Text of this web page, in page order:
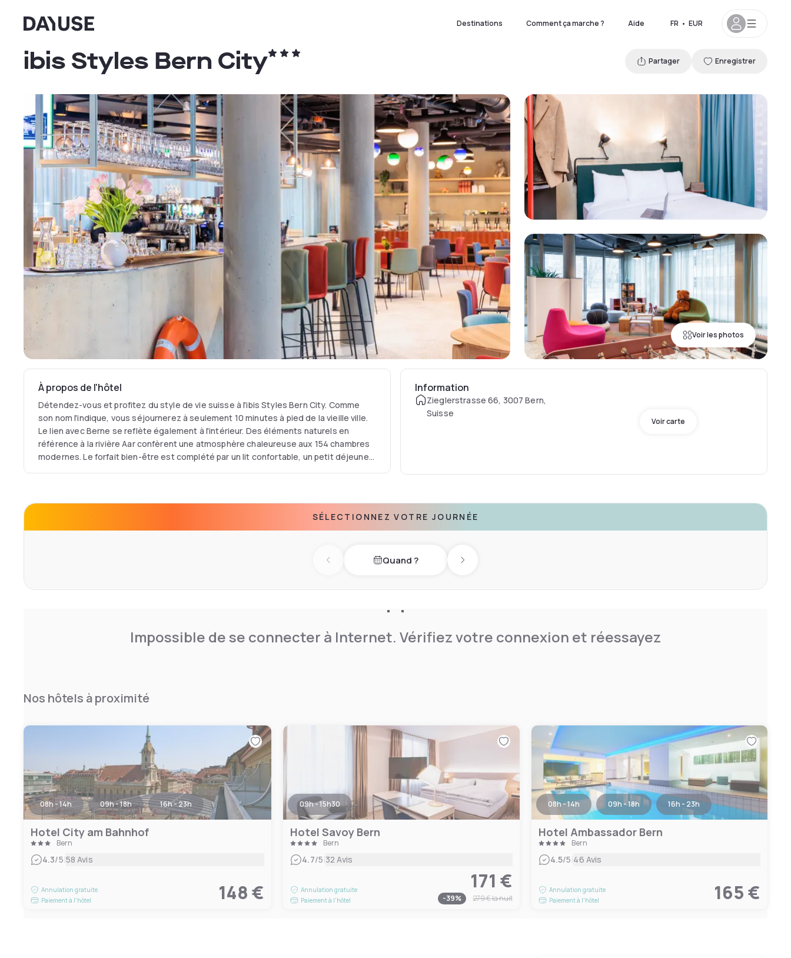
Dayuse Destinations Comment ça marche ? Aide FR • EUR
Voir les photos
ibis Styles Bern City Partager Enregistrer
À propos de l'hôtel
Détendez-vous et profitez du style de vie suisse à l'ibis Styles Bern City. Comme
son nom l'indique, vous séjournerez à seulement 10 minutes à pied de la vieille ville.
Le lien avec Berne se reflète également à l'intérieur. Des éléments naturels en
référence à la rivière Aar confèrent une atmosphère chaleureuse aux 154 chambres
modernes. Le forfait bien-être est complété par un lit confortable, un petit déjeuner
Information
Zieglerstrasse 66, 3007 Bern,
Suisse
Voir carte
SÉLECTIONNEZ VOTRE JOURNÉE
Previous dayQuand ? Next day
Impossible de se connecter à Internet. Vérifiez votre connexion et réessayez
Nos hôtels à proximité
08h - 14h 09h - 18h 16h - 23h
Hotel City am Bahnhof
Bern
4.3/5|58 Avis
Annulation gratuite
Paiement à l'hôtel
148 €
09h - 15h30
Hotel Savoy Bern
Bern
4.7/5|32 Avis
Annulation gratuite
Paiement à l'hôtel
171 €
-39% 279 €la nuit
08h - 14h 09h - 18h 16h - 23h
Hotel Ambassador Bern
Bern
4.5/5|46 Avis
Annulation gratuite
Paiement à l'hôtel
165 €